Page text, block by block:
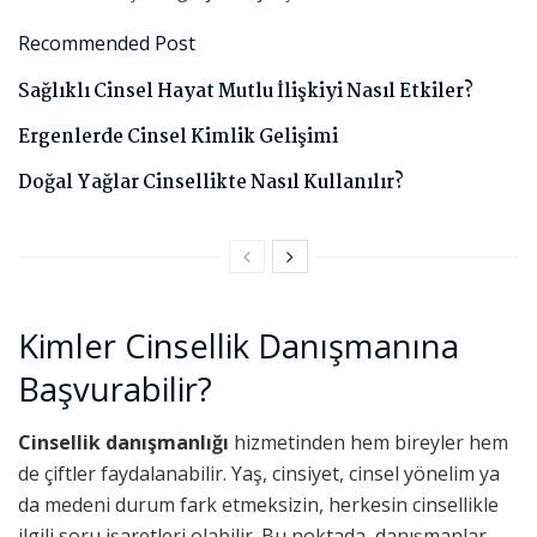
Recommended Post
Sağlıklı Cinsel Hayat Mutlu İlişkiyi Nasıl Etkiler?
Ergenlerde Cinsel Kimlik Gelişimi
Doğal Yağlar Cinsellikte Nasıl Kullanılır?
Kimler Cinsellik Danışmanına
Başvurabilir?
Cinsellik danışmanlığı hizmetinden hem bireyler hem
de çiftler faydalanabilir. Yaş, cinsiyet, cinsel yönelim ya
da medeni durum fark etmeksizin, herkesin cinsellikle